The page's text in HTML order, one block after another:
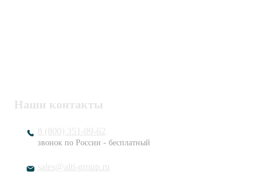
Наши контакты
8 (800) 351-09-62
звонок по России - бесплатный
sales@alti-group.ru